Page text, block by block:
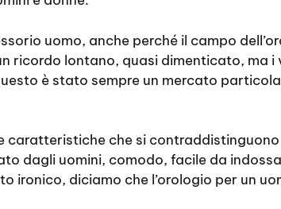
uomo, anche perché il campo
ricordo lontano, quasi dimenticato, ma i
è stato sempre un mercato
caratteristiche che si
dagli uomini, comodo, facile da
ironico, diciamo che l’orologio per un